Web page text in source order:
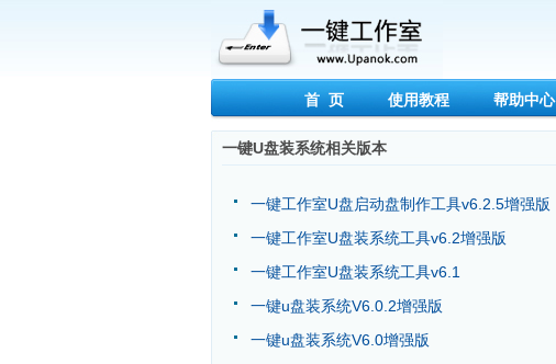
首 页 使用教程 帮助中心
一键U盘装系统相关版本
一键工作室U盘启动盘制作工具v6.2.5增强版
一键工作室U盘装系统工具v6.2增强版
一键工作室U盘装系统工具v6.1
一键u盘装系统V6.0.2增强版
一键u盘装系统V6.0增强版